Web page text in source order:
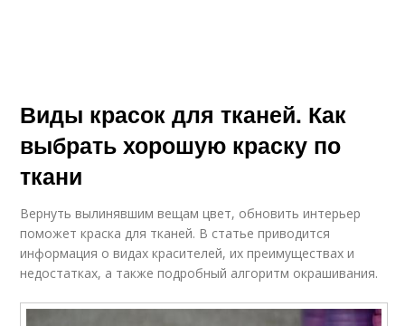
Виды красок для тканей. Как
выбрать хорошую краску по
ткани
Вернуть вылинявшим вещам цвет, обновить интерьер
поможет краска для тканей. В статье приводится
информация о видах красителей, их преимуществах и
недостатках, а также подробный алгоритм окрашивания.